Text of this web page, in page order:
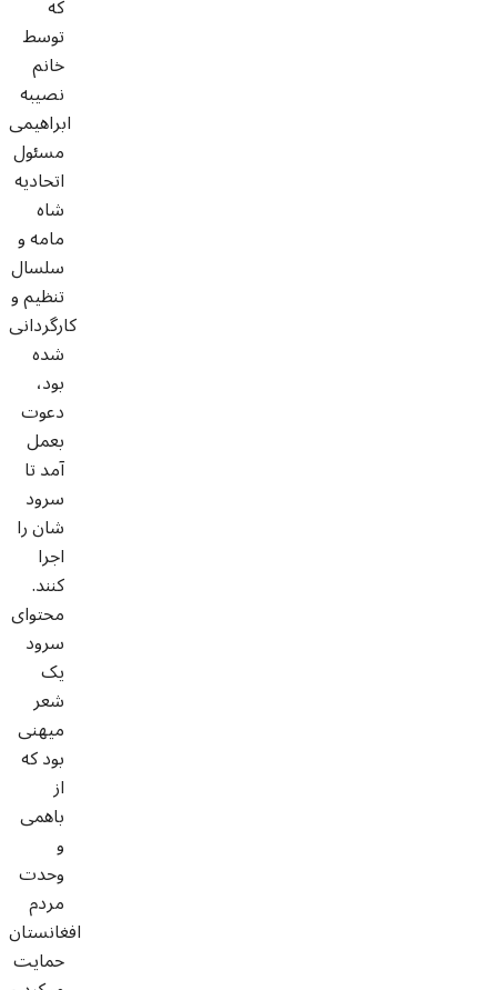
توسط
خانم
نصیبه
ابراهیمی
مسئول
اتحادیه
شاه
مامه و
سلسال
تنظیم و
کارگردانی
شده
بود،
دعوت
بعمل
آمد تا
سرود
شان را
اجرا
کنند.
محتوای
سرود
یک
شعر
میهنی
بود که
از
باهمی
و
وحدت
مردم
افغانستان
حمایت